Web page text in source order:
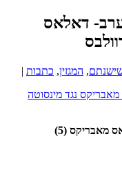
2024 גמר המערב- דאלאס
, המגזין, כתבות |